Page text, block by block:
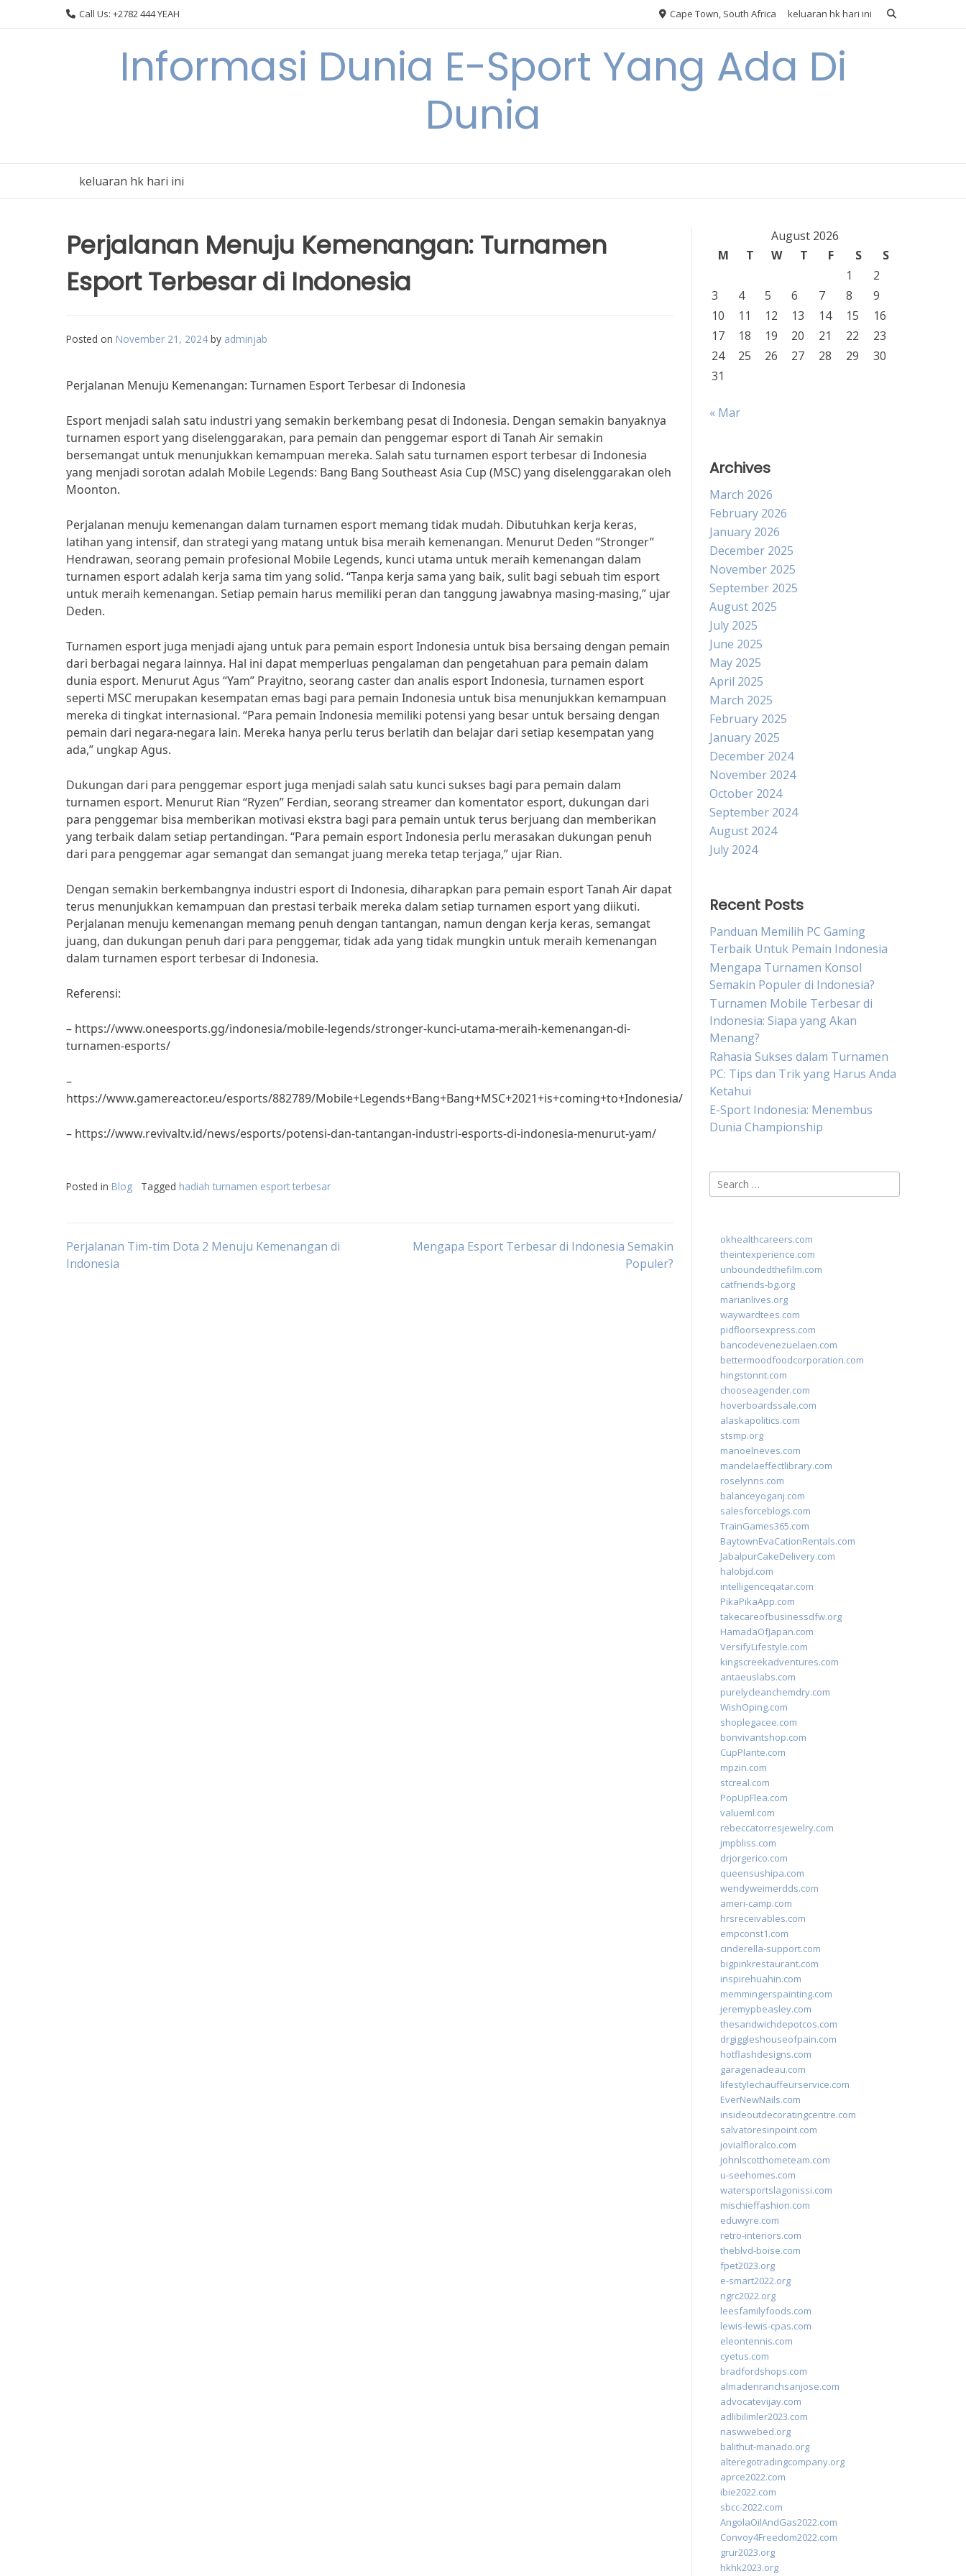
Call Us: +2782 444 YEAH Cape Town, South Africa keluaran hk hari ini
Informasi Dunia E-Sport Yang Ada Di
Dunia
keluaran hk hari ini
Perjalanan Menuju Kemenangan: Turnamen
Esport Terbesar di Indonesia
Posted on November 21, 2024 by adminjab
Perjalanan Menuju Kemenangan: Turnamen Esport Terbesar di Indonesia
Esport menjadi salah satu industri yang semakin berkembang pesat di Indonesia. Dengan semakin banyaknya
turnamen esport yang diselenggarakan, para pemain dan penggemar esport di Tanah Air semakin
bersemangat untuk menunjukkan kemampuan mereka. Salah satu turnamen esport terbesar di Indonesia
yang menjadi sorotan adalah Mobile Legends: Bang Bang Southeast Asia Cup (MSC) yang diselenggarakan oleh
Moonton.
Perjalanan menuju kemenangan dalam turnamen esport memang tidak mudah. Dibutuhkan kerja keras,
latihan yang intensif, dan strategi yang matang untuk bisa meraih kemenangan. Menurut Deden “Stronger”
Hendrawan, seorang pemain profesional Mobile Legends, kunci utama untuk meraih kemenangan dalam
turnamen esport adalah kerja sama tim yang solid. “Tanpa kerja sama yang baik, sulit bagi sebuah tim esport
untuk meraih kemenangan. Setiap pemain harus memiliki peran dan tanggung jawabnya masing-masing,” ujar
Deden.
Turnamen esport juga menjadi ajang untuk para pemain esport Indonesia untuk bisa bersaing dengan pemain
dari berbagai negara lainnya. Hal ini dapat memperluas pengalaman dan pengetahuan para pemain dalam
dunia esport. Menurut Agus “Yam” Prayitno, seorang caster dan analis esport Indonesia, turnamen esport
seperti MSC merupakan kesempatan emas bagi para pemain Indonesia untuk bisa menunjukkan kemampuan
mereka di tingkat internasional. “Para pemain Indonesia memiliki potensi yang besar untuk bersaing dengan
pemain dari negara-negara lain. Mereka hanya perlu terus berlatih dan belajar dari setiap kesempatan yang
ada,” ungkap Agus.
Dukungan dari para penggemar esport juga menjadi salah satu kunci sukses bagi para pemain dalam
turnamen esport. Menurut Rian “Ryzen” Ferdian, seorang streamer dan komentator esport, dukungan dari
para penggemar bisa memberikan motivasi ekstra bagi para pemain untuk terus berjuang dan memberikan
yang terbaik dalam setiap pertandingan. “Para pemain esport Indonesia perlu merasakan dukungan penuh
dari para penggemar agar semangat dan semangat juang mereka tetap terjaga,” ujar Rian.
Dengan semakin berkembangnya industri esport di Indonesia, diharapkan para pemain esport Tanah Air dapat
terus menunjukkan kemampuan dan prestasi terbaik mereka dalam setiap turnamen esport yang diikuti.
Perjalanan menuju kemenangan memang penuh dengan tantangan, namun dengan kerja keras, semangat
juang, dan dukungan penuh dari para penggemar, tidak ada yang tidak mungkin untuk meraih kemenangan
dalam turnamen esport terbesar di Indonesia.
Referensi:
– https://www.oneesports.gg/indonesia/mobile-legends/stronger-kunci-utama-meraih-kemenangan-di-
turnamen-esports/
–
https://www.gamereactor.eu/esports/882789/Mobile+Legends+Bang+Bang+MSC+2021+is+coming+to+Indonesia/
– https://www.revivaltv.id/news/esports/potensi-dan-tantangan-industri-esports-di-indonesia-menurut-yam/
Posted in Blog Tagged hadiah turnamen esport terbesar
Post
Perjalanan Tim-tim Dota 2 Menuju Kemenangan di
Indonesia
Mengapa Esport Terbesar di Indonesia Semakin
Populer?
August 2026
M
T W T F S
S
1
2
3
4 5 6 7 8
9
10
11 12 13 14 15
16
17
18 19 20 21 22
23
24
25 26 27 28 29
30
31
« Mar
Archives
March 2026
February 2026
January 2026
December 2025
November 2025
September 2025
August 2025
July 2025
June 2025
May 2025
April 2025
March 2025
February 2025
January 2025
December 2024
November 2024
October 2024
September 2024
August 2024
July 2024
Recent Posts
Panduan Memilih PC Gaming
Terbaik Untuk Pemain Indonesia
Mengapa Turnamen Konsol
Semakin Populer di Indonesia?
Turnamen Mobile Terbesar di
Indonesia: Siapa yang Akan
Menang?
Rahasia Sukses dalam Turnamen
PC: Tips dan Trik yang Harus Anda
Ketahui
E-Sport Indonesia: Menembus
Dunia Championship
Search
for:
okhealthcareers.com
theintexperience.com
unboundedthefilm.com
catfriends-bg.org
marianlives.org
waywardtees.com
pidfloorsexpress.com
bancodevenezuelaen.com
bettermoodfoodcorporation.com
hingstonnt.com
chooseagender.com
hoverboardssale.com
alaskapolitics.com
stsmp.org
manoelneves.com
mandelaeffectlibrary.com
roselynns.com
balanceyoganj.com
salesforceblogs.com
TrainGames365.com
BaytownEvaCationRentals.com
JabalpurCakeDelivery.com
halobjd.com
intelligenceqatar.com
PikaPikaApp.com
takecareofbusinessdfw.org
HamadaOfJapan.com
VersifyLifestyle.com
kingscreekadventures.com
antaeuslabs.com
purelycleanchemdry.com
WishOping.com
shoplegacee.com
bonvivantshop.com
CupPlante.com
mpzin.com
stcreal.com
PopUpFlea.com
valueml.com
rebeccatorresjewelry.com
jmpbliss.com
drjorgerico.com
queensushipa.com
wendyweimerdds.com
ameri-camp.com
hrsreceivables.com
empconst1.com
cinderella-support.com
bigpinkrestaurant.com
inspirehuahin.com
memmingerspainting.com
jeremypbeasley.com
thesandwichdepotcos.com
drgiggleshouseofpain.com
hotflashdesigns.com
garagenadeau.com
lifestylechauffeurservice.com
EverNewNails.com
insideoutdecoratingcentre.com
salvatoresinpoint.com
jovialfloralco.com
johnlscotthometeam.com
u-seehomes.com
watersportslagonissi.com
mischieffashion.com
eduwyre.com
retro-interiors.com
theblvd-boise.com
fpet2023.org
e-smart2022.org
ngrc2022.org
leesfamilyfoods.com
lewis-lewis-cpas.com
eleontennis.com
cyetus.com
bradfordshops.com
almadenranchsanjose.com
advocatevijay.com
adlibilimler2023.com
naswwebed.org
balithut-manado.org
alteregotradingcompany.org
aprce2022.com
ibie2022.com
sbcc-2022.com
AngolaOilAndGas2022.com
Convoy4Freedom2022.com
grur2023.org
hkhk2023.org